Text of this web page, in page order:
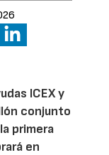
ICEX y
conjunto
primera
en